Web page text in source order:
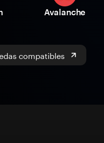
Avalanche
compatibles